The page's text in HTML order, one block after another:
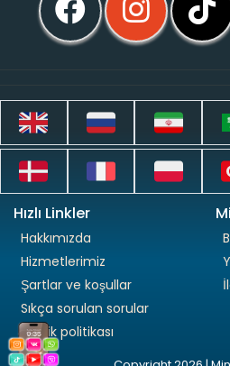
Hızlı Linkler
Hakkımızda
Hizmetlerimiz
Şartlar ve koşullar
Sıkça sorulan sorular
Gizlilik politikası